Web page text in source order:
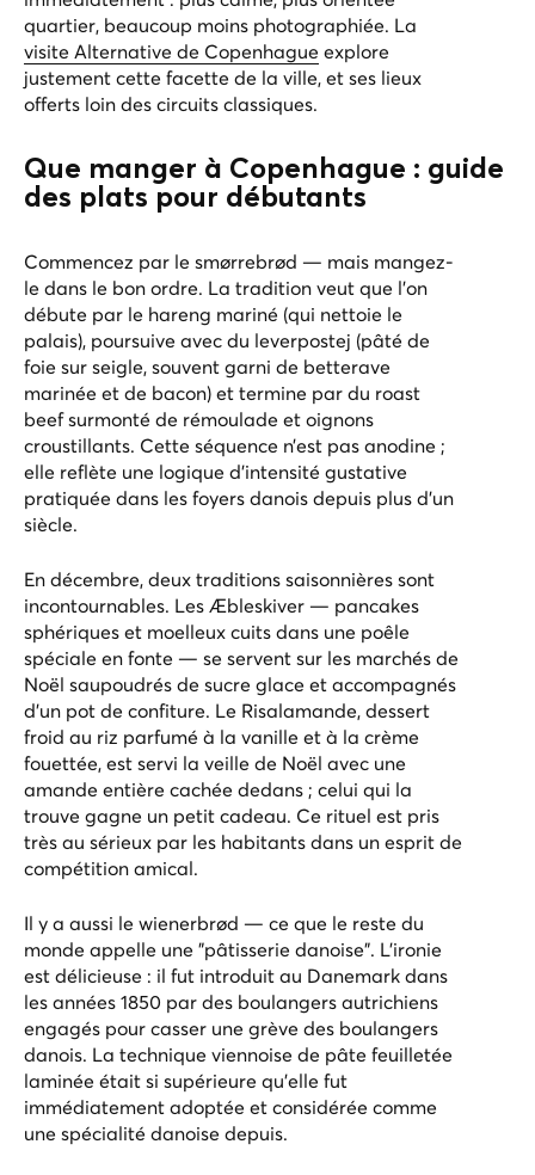
quartier, beaucoup moins photographiée. La
visite Alternative de Copenhague explore
justement cette facette de la ville, et ses lieux
offerts loin des circuits classiques.
Que manger à Copenhague : guide
des plats pour débutants
Commencez par le smørrebrød — mais mangez-
le dans le bon ordre. La tradition veut que l’on
débute par le hareng mariné (qui nettoie le
palais), poursuive avec du leverpostej (pâté de
foie sur seigle, souvent garni de betterave
marinée et de bacon) et termine par du roast
beef surmonté de rémoulade et oignons
croustillants. Cette séquence n’est pas anodine ;
elle reflète une logique d’intensité gustative
pratiquée dans les foyers danois depuis plus d’un
siècle.
En décembre, deux traditions saisonnières sont
incontournables. Les Æbleskiver — pancakes
sphériques et moelleux cuits dans une poêle
spéciale en fonte — se servent sur les marchés de
Noël saupoudrés de sucre glace et accompagnés
d’un pot de confiture. Le Risalamande, dessert
froid au riz parfumé à la vanille et à la crème
fouettée, est servi la veille de Noël avec une
amande entière cachée dedans ; celui qui la
trouve gagne un petit cadeau. Ce rituel est pris
très au sérieux par les habitants dans un esprit de
compétition amical.
Il y a aussi le wienerbrød — ce que le reste du
monde appelle une "pâtisserie danoise". L’ironie
est délicieuse : il fut introduit au Danemark dans
les années 1850 par des boulangers autrichiens
engagés pour casser une grève des boulangers
danois. La technique viennoise de pâte feuilletée
laminée était si supérieure qu’elle fut
immédiatement adoptée et considérée comme
une spécialité danoise depuis.